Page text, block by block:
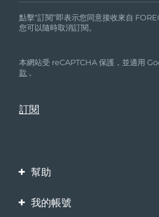
點擊“訂閱”即表示您同意接收來自
您可以隨時取消訂閱。
本網站受 reCAPTCHA 保護，並適用
款 。
幫助
聯繫我們
我的帳號